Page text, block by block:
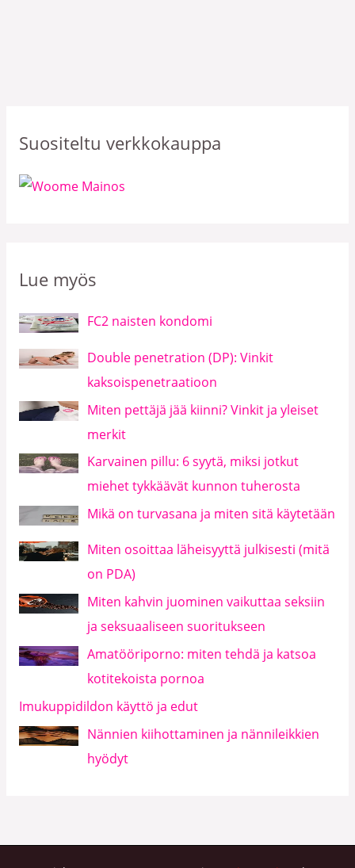
Suositeltu verkkokauppa
Lue myös
FC2 naisten kondomi
Double penetration (DP): Vinkit
kaksoispenetraatioon
Miten pettäjä jää kiinni? Vinkit ja yleiset
merkit
Karvainen pillu: 6 syytä, miksi jotkut
miehet tykkäävät kunnon tuherosta
Mikä on turvasana ja miten sitä käytetään
Miten osoittaa läheisyyttä julkisesti (mitä
on PDA)
Miten kahvin juominen vaikuttaa seksiin
ja seksuaaliseen suoritukseen
Amatööriporno: miten tehdä ja katsoa
kotitekoista pornoa
Imukuppidildon käyttö ja edut
Nännien kiihottaminen ja nännileikkien
hyödyt